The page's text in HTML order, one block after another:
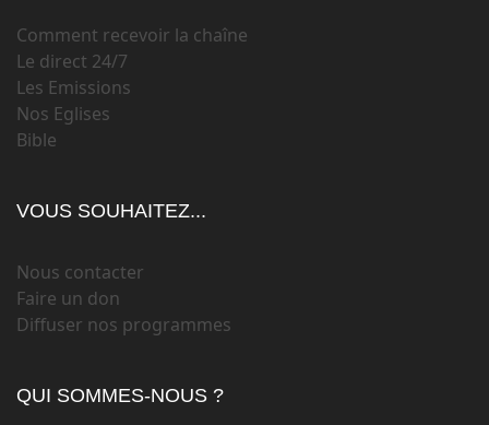
Comment recevoir la chaîne
Le direct 24/7
Les Emissions
Nos Eglises
Bible
VOUS SOUHAITEZ...
Nous contacter
Faire un don
Diffuser nos programmes
QUI SOMMES-NOUS ?